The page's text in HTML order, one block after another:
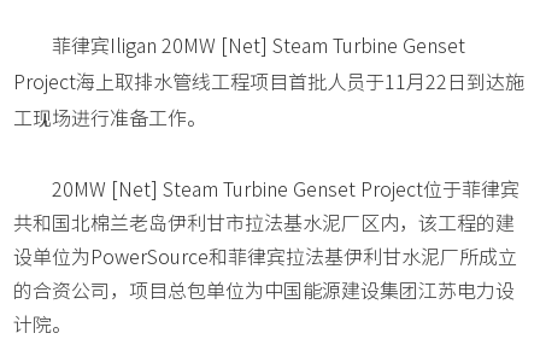
菲律宾Iligan 20MW [Net] Steam Turbine Genset
Project海上取排水管线工程项目首批人员于11月22日到达施
工现场进行准备工作。
20MW [Net] Steam Turbine Genset Project位于菲律宾
共和国北棉兰老岛伊利甘市拉法基水泥厂区内，该工程的建
设单位为PowerSource和菲律宾拉法基伊利甘水泥厂所成立
的合资公司，项目总包单位为中国能源建设集团江苏电力设
计院。